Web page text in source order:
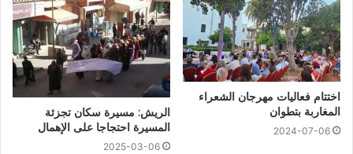
اختتام فعاليات مهرجان الشعراء
المغاربة بتطوان
2024-07-06
الريش: مسيرة سكان تجزئة
المسيرة احتجاجا على الإهمال
2025-03-06